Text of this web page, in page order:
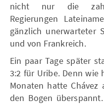
nicht nur die
Regierungen
gänzlich unerwarteter
und von Frankreich.
Ein paar Tage später
3:2 für Uribe. Denn wie
Monaten hatte
den Bogen